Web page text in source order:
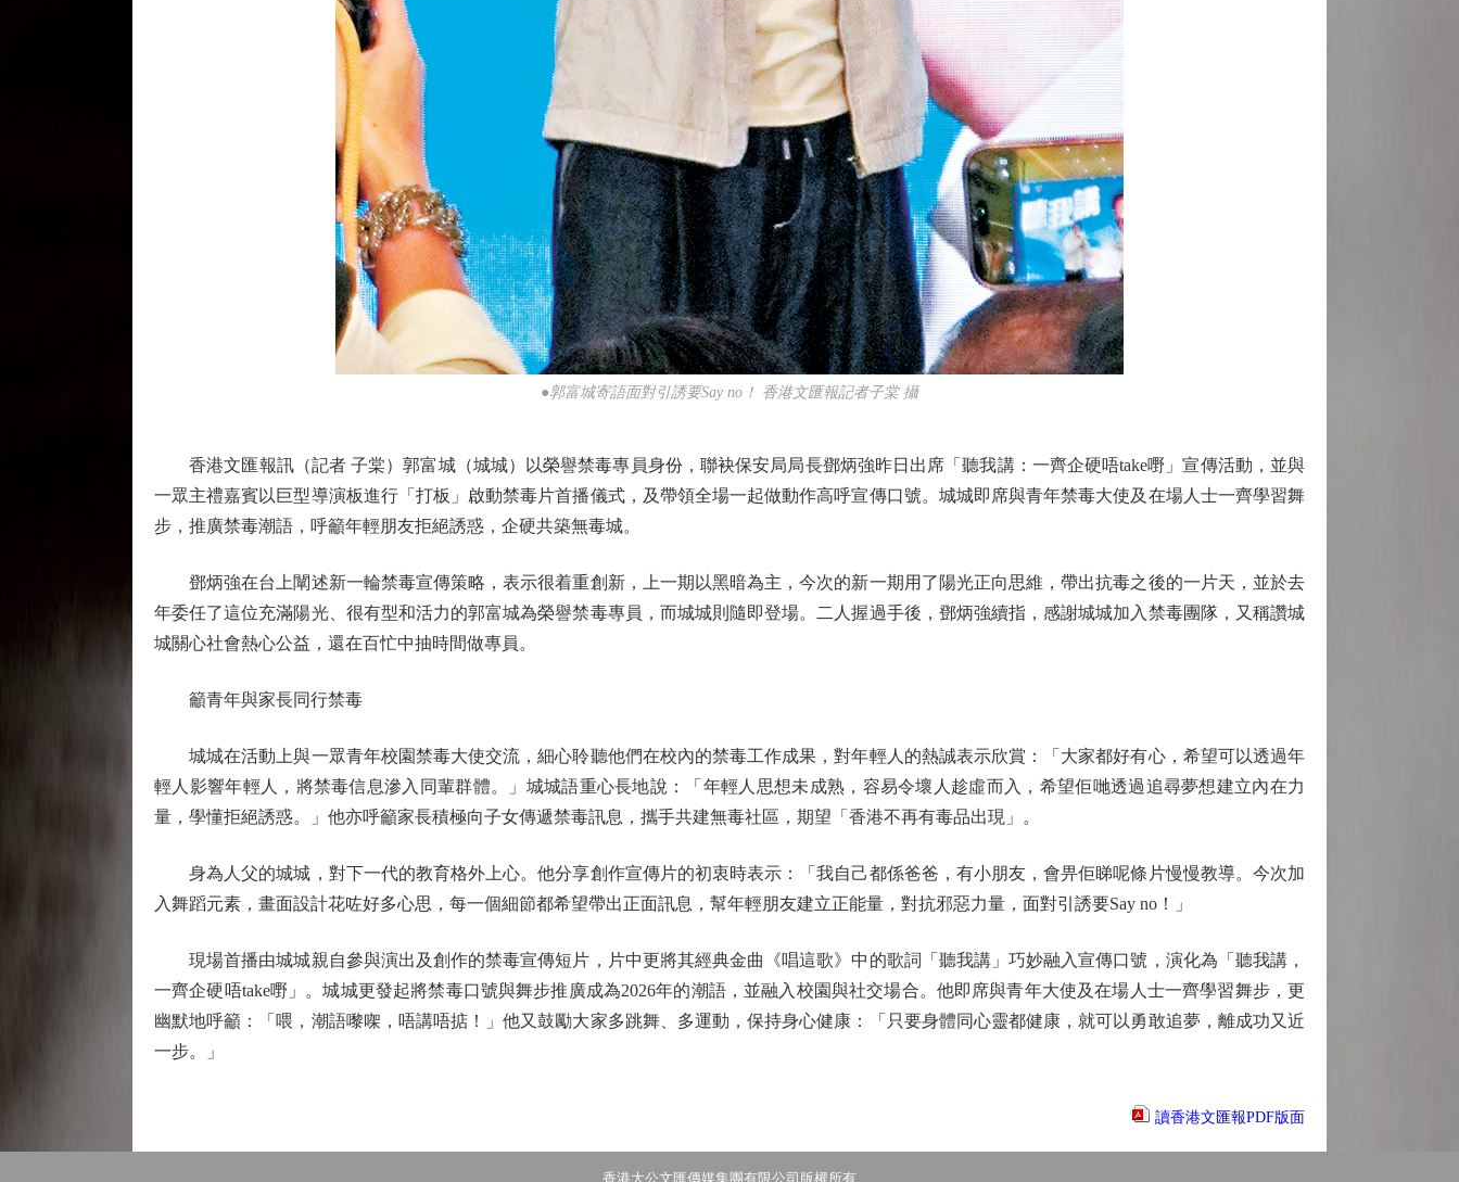
●郭富城寄語面對引誘要Say no！ 香港文匯報記者子棠 攝
香港文匯報訊（記者 子棠）郭富城（城城）以榮譽禁毒專員身份，聯袂保安局局長鄧炳強昨日出席「聽我講：一齊企硬唔take嘢」宣傳活動，並與
一眾主禮嘉賓以巨型導演板進行「打板」啟動禁毒片首播儀式，及帶領全場一起做動作高呼宣傳口號。城城即席與青年禁毒大使及在場人士一齊學習舞
步，推廣禁毒潮語，呼籲年輕朋友拒絕誘惑，企硬共築無毒城。
鄧炳強在台上闡述新一輪禁毒宣傳策略，表示很着重創新，上一期以黑暗為主，今次的新一期用了陽光正向思維，帶出抗毒之後的一片天，並於去
年委任了這位充滿陽光、很有型和活力的郭富城為榮譽禁毒專員，而城城則隨即登場。二人握過手後，鄧炳強續指，感謝城城加入禁毒團隊，又稱讚城
城關心社會熱心公益，還在百忙中抽時間做專員。
籲青年與家長同行禁毒
城城在活動上與一眾青年校園禁毒大使交流，細心聆聽他們在校內的禁毒工作成果，對年輕人的熱誠表示欣賞：「大家都好有心，希望可以透過年
輕人影響年輕人，將禁毒信息滲入同輩群體。」城城語重心長地說：「年輕人思想未成熟，容易令壞人趁虛而入，希望佢哋透過追尋夢想建立內在力
量，學懂拒絕誘惑。」他亦呼籲家長積極向子女傳遞禁毒訊息，攜手共建無毒社區，期望「香港不再有毒品出現」。
身為人父的城城，對下一代的教育格外上心。他分享創作宣傳片的初衷時表示：「我自己都係爸爸，有小朋友，會畀佢睇呢條片慢慢教導。今次加
入舞蹈元素，畫面設計花咗好多心思，每一個細節都希望帶出正面訊息，幫年輕朋友建立正能量，對抗邪惡力量，面對引誘要Say no！」
現場首播由城城親自參與演出及創作的禁毒宣傳短片，片中更將其經典金曲《唱這歌》中的歌詞「聽我講」巧妙融入宣傳口號，演化為「聽我講，
一齊企硬唔take嘢」。城城更發起將禁毒口號與舞步推廣成為2026年的潮語，並融入校園與社交場合。他即席與青年大使及在場人士一齊學習舞步，更
幽默地呼籲：「喂，潮語嚟㗎，唔講唔掂！」他又鼓勵大家多跳舞、多運動，保持身心健康：「只要身體同心靈都健康，就可以勇敢追夢，離成功又近
一步。」
讀香港文匯報PDF版面
香港大公文匯傳媒集團有限公司版權所有